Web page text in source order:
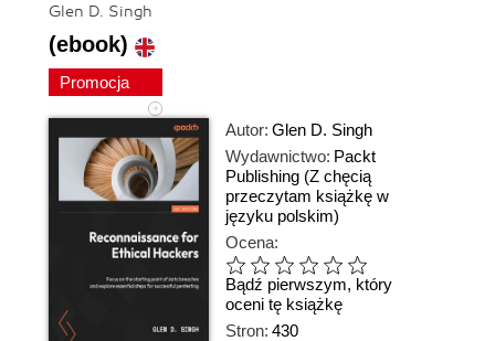
Glen D. Singh
(ebook)
Promocja
Autor: Glen D. Singh
Wydawnictwo: Packt
Publishing (Z chęcią
przeczytam książkę w
języku polskim)
Ocena:
Bądź pierwszym, który
oceni tę książkę
Stron: 430